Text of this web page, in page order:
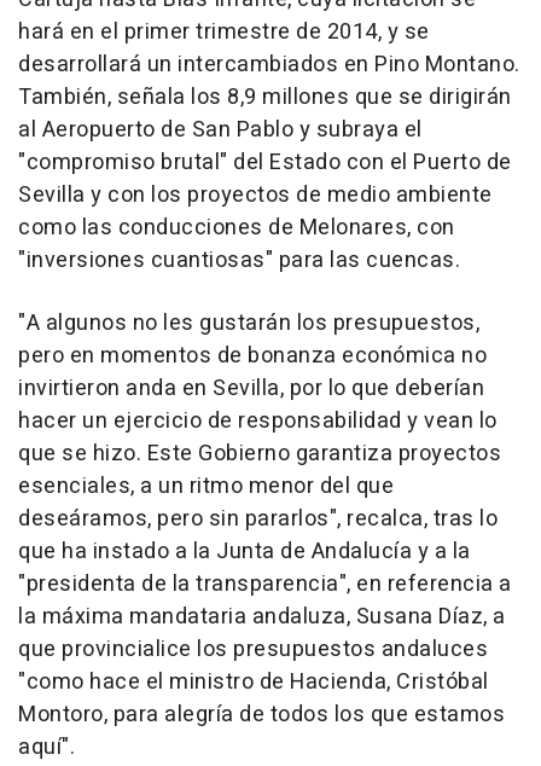
hará en el primer trimestre de 2014, y se
desarrollará un intercambiados en Pino Montano.
También, señala los 8,9 millones que se dirigirán
al Aeropuerto de San Pablo y subraya el
"compromiso brutal" del Estado con el Puerto de
Sevilla y con los proyectos de medio ambiente
como las conducciones de Melonares, con
"inversiones cuantiosas" para las cuencas.
"A algunos no les gustarán los presupuestos,
pero en momentos de bonanza económica no
invirtieron anda en Sevilla, por lo que deberían
hacer un ejercicio de responsabilidad y vean lo
que se hizo. Este Gobierno garantiza proyectos
esenciales, a un ritmo menor del que
deseáramos, pero sin pararlos", recalca, tras lo
que ha instado a la Junta de Andalucía y a la
"presidenta de la transparencia", en referencia a
la máxima mandataria andaluza, Susana Díaz, a
que provincialice los presupuestos andaluces
"como hace el ministro de Hacienda, Cristóbal
Montoro, para alegría de todos los que estamos
aquí".